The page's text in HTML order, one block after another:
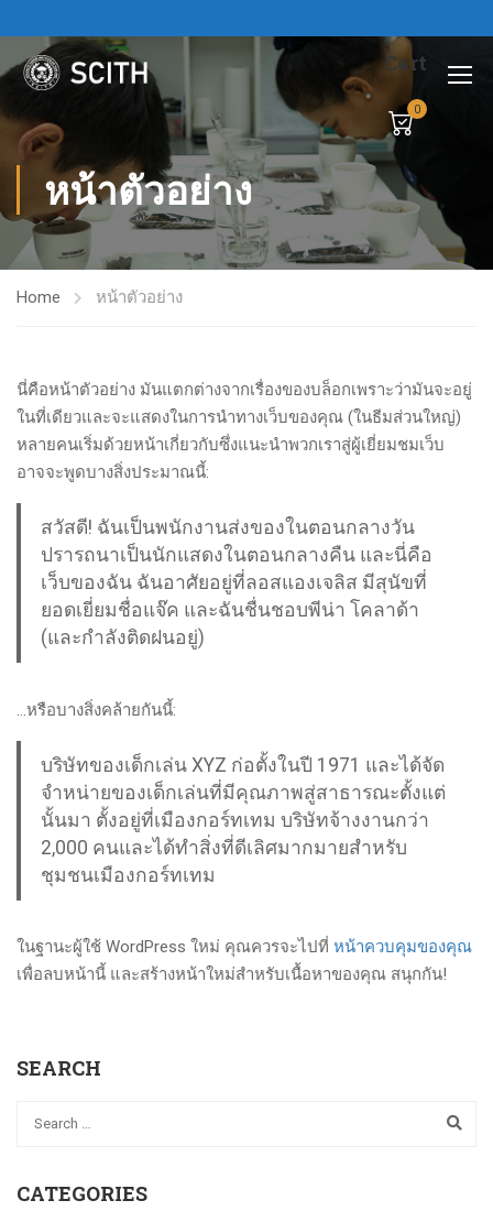
Cart
0
หน้าตัวอย่าง
Home หน้าตัวอย่าง
นี่คือหน้าตัวอย่าง มันแตกต่างจากเรื่องของบล็อกเพราะว่ามันจะอยู่
ในที่เดียวและจะแสดงในการนำทางเว็บของคุณ (ในธีมส่วนใหญ่)
หลายคนเริ่มด้วยหน้าเกี่ยวกับซึ่งแนะนำพวกเราสู่ผู้เยี่ยมชมเว็บ
อาจจะพูดบางสิ่งประมาณนี้:
สวัสดี! ฉันเป็นพนักงานส่งของในตอนกลางวัน
ปรารถนาเป็นนักแสดงในตอนกลางคืน และนี่คือ
เว็บของฉัน ฉันอาศัยอยู่ที่ลอสแองเจลิส มีสุนัขที่
ยอดเยี่ยมชื่อแจ๊ค และฉันชื่นชอบพีน่า โคลาด้า
(และกำลังติดฝนอยู่)
…หรือบางสิ่งคล้ายกันนี้:
บริษัทของเด็กเล่น XYZ ก่อตั้งในปี 1971 และได้จัด
จำหน่ายของเด็กเล่นที่มีคุณภาพสู่สาธารณะตั้งแต่
นั้นมา ตั้งอยู่ที่เมืองกอร์ทเทม บริษัทจ้างงานกว่า
2,000 คนและได้ทำสิ่งที่ดีเลิศมากมายสำหรับ
ชุมชนเมืองกอร์ทเทม
ในฐานะผู้ใช้ WordPress ใหม่ คุณควรจะไปที่ หน้าควบคุมของคุณ
เพื่อลบหน้านี้ และสร้างหน้าใหม่สำหรับเนื้อหาของคุณ สนุกกัน!
SEARCH
CATEGORIES